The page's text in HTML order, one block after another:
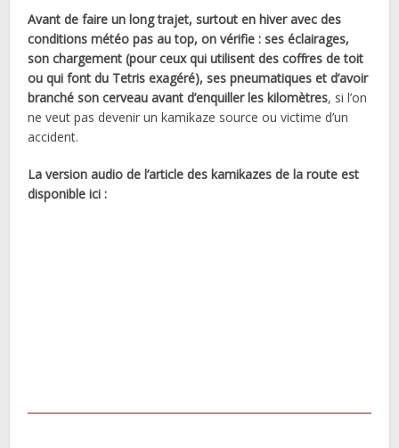
Avant de faire un long trajet, surtout en hiver avec des
conditions météo pas au top, on vérifie : ses éclairages,
son chargement (pour ceux qui utilisent des coffres de toit
ou qui font du Tetris exagéré), ses pneumatiques et d’avoir
branché son cerveau avant d’enquiller les kilomètres, si l’on
ne veut pas devenir un kamikaze source ou victime d’un
accident.
La version audio de l’article des kamikazes de la route est
disponible ici :